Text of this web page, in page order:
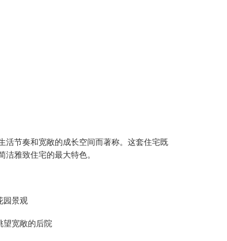
活节奏和宽敞的成长空间而著称。这套住宅既
雅致住宅的最大特色。
园景观
望宽敞的后院